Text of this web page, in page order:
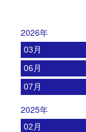
2026年
03月
06月
07月
2025年
02月